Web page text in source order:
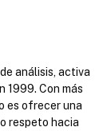
análisis, activa
1999. Con más
es ofrecer una
respeto hacia